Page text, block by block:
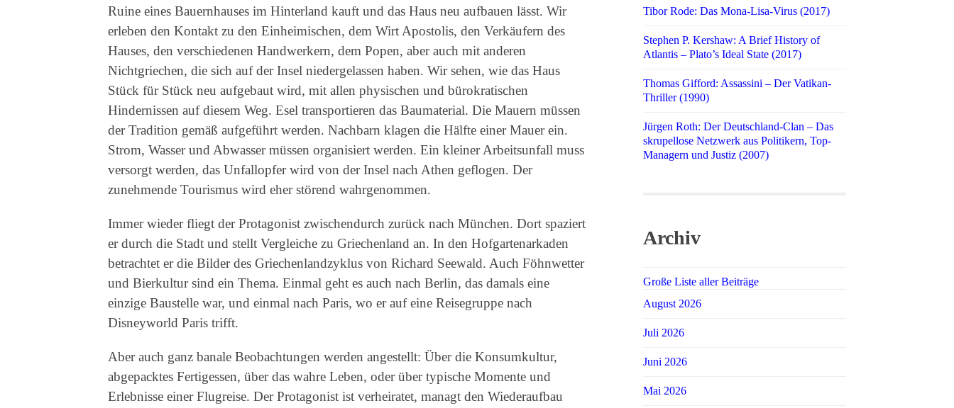
Ruine eines Bauernhauses im Hinterland kauft und das Haus neu aufbauen lässt. Wir
erleben den Kontakt zu den Einheimischen, dem Wirt Apostolis, den Verkäufern des
Hauses, den verschiedenen Handwerkern, dem Popen, aber auch mit anderen
Nichtgriechen, die sich auf der Insel niedergelassen haben. Wir sehen, wie das Haus
Stück für Stück neu aufgebaut wird, mit allen physischen und bürokratischen
Hindernissen auf diesem Weg. Esel transportieren das Baumaterial. Die Mauern müssen
der Tradition gemäß aufgeführt werden. Nachbarn klagen die Hälfte einer Mauer ein.
Strom, Wasser und Abwasser müssen organisiert werden. Ein kleiner Arbeitsunfall muss
versorgt werden, das Unfallopfer wird von der Insel nach Athen geflogen. Der
zunehmende Tourismus wird eher störend wahrgenommen.
Immer wieder fliegt der Protagonist zwischendurch zurück nach München. Dort spaziert
er durch die Stadt und stellt Vergleiche zu Griechenland an. In den Hofgartenarkaden
betrachtet er die Bilder des Griechenlandzyklus von Richard Seewald. Auch Föhnwetter
und Bierkultur sind ein Thema. Einmal geht es auch nach Berlin, das damals eine
einzige Baustelle war, und einmal nach Paris, wo er auf eine Reisegruppe nach
Disneyworld Paris trifft.
Aber auch ganz banale Beobachtungen werden angestellt: Über die Konsumkultur,
abgepacktes Fertigessen, über das wahre Leben, oder über typische Momente und
Erlebnisse einer Flugreise. Der Protagonist ist verheiratet, managt den Wiederaufbau
Tibor Rode: Das Mona-Lisa-Virus (2017)
Stephen P. Kershaw: A Brief History of
Atlantis – Plato’s Ideal State (2017)
Thomas Gifford: Assassini – Der Vatikan-
Thriller (1990)
Jürgen Roth: Der Deutschland-Clan – Das
skrupellose Netzwerk aus Politikern, Top-
Managern und Justiz (2007)
Archiv
Große Liste aller Beiträge
August 2026
Juli 2026
Juni 2026
Mai 2026